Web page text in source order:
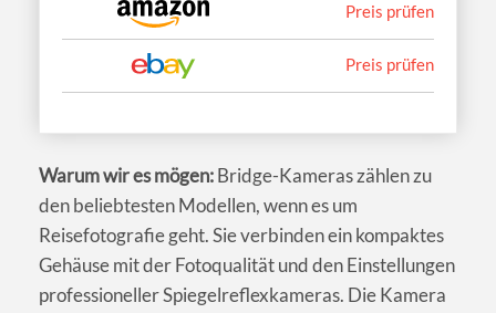
Preis prüfen
Preis prüfen
Warum wir es mögen:Bridge-Kameras zählen zu
den beliebtesten Modellen, wenn es um
Reisefotografie geht. Sie verbinden ein kompaktes
Gehäuse mit der Fotoqualität und den Einstellungen
professioneller Spiegelreflexkameras. Die Kamera